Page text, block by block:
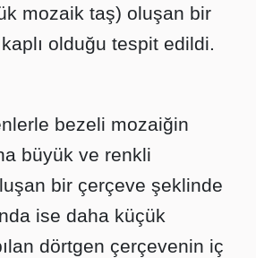
mozaik taş) oluşan bir
olduğu tespit edildi.
bezeli mozaiğin
büyük ve renkli
bir çerçeve şeklinde
ise daha küçük
dörtgen çerçevenin iç